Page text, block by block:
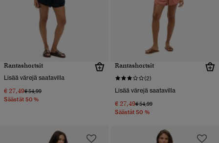
Rantashortsit
Lisää värejä saatavilla
€ 27,49Hinta alennettu hinnasta
€ 54,99hintaan
Säästät 50 %
Rantashortsit
(2)
Lisää värejä saatavilla
€ 27,49Hinta alennettu hinnasta
€ 54,99hintaan
Säästät 50 %